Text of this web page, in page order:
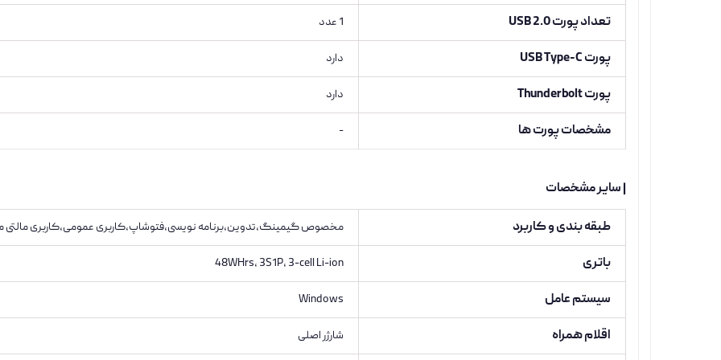
تعداد پورت USB 2.0 1 عدد
پورت USB Type-C دارد
پورت Thunderbolt دارد
مشخصات پورت ها -
| سایر مشخصات
طبقه بندی و کاربرد مخصوص گیمینگ،تدوین،برنامه نویسی،فتوشاپ،کاربری عمومی،کاربری مالتی
باتری 48WHrs, 3S1P, 3-cell Li-ion
سیستم عامل Windows
اقلام همراه شارژر اصلی